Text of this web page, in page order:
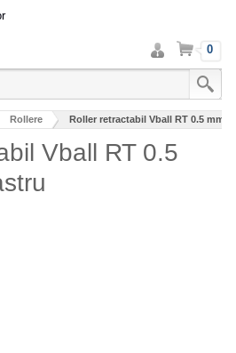
Intra
in
cont
Cos 0
Rollere Roller retractabil Vball RT 0.5 mm
Vball RT 0.5